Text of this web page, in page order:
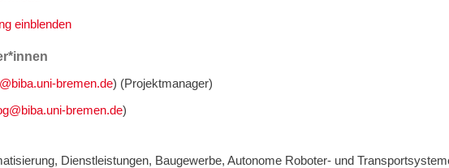
einblenden
) (Projektmanager)
)
Dienstleistungen, Baugewerbe, Autonome Roboter- und